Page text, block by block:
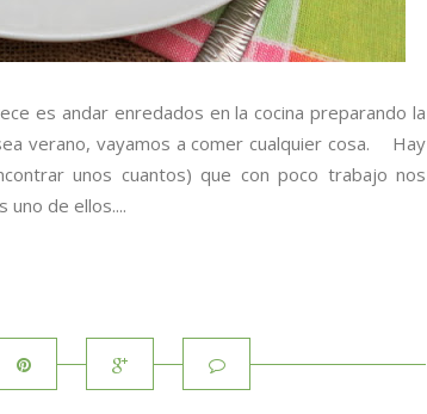
es andar enredados en la cocina preparando la
verano, vayamos a comer cualquier cosa. Hay
unos cuantos) que con poco trabajo nos
de ellos....